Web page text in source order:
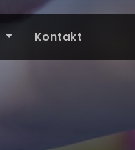
Kontakt